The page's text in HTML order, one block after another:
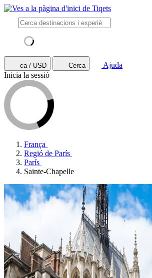
ca / USD Cerca
Ajuda
Inicia la sessió
França
Regió de París
París
Sainte-Chapelle